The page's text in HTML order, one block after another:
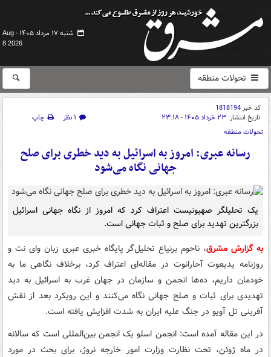
شنبه ۱۷ مرداد ۱۴۰۵ -
Aug
8 2026
تحولات منطقه
کد خبر1818194
تاریخ انتشار: ۲۳ خرداد ۱۴۰۵ - ۲۳:۱۸ ۱ نظر
چاپ
تحولات منطقه
رسانه عبری: امروز به اسرائیل به دید خطری برای صلح
جهانی نگاه می‌شود
یک تحلیلگر صهیونیست اعتراف کرد که امروز از نگاه جهانی اسرائیل
بزرگترین تهدید برای صلح و ثبات جهانی است.
به گزارش مشرق، ناحوم برنیاع تحلیل‌گر پایگاه خبری عبری زبان وای نت و
روزنامه یدیعوت آحارانوت در مقاله‌ای اعتراف کرد، برخلاف نگاهی ما به
خودمان داریم، ده‌ها انجمن و سازمان در جهان غرب به اسرائیل به دید
تهدیدی برای ثبات و صلح جهانی نگاه می‌کنند و این رویکرد بعد از نقش
آفرینی تل آویو در جنگ علیه ایران به شدت افزایش یافته است.
در این مقاله آمده است: انجمن اسلو یک انجمن بین‌المللی است که سالانه
در ماه ژوئن، تحت نظارت وزارت امور خارجه نروژ، برای بحث در مورد